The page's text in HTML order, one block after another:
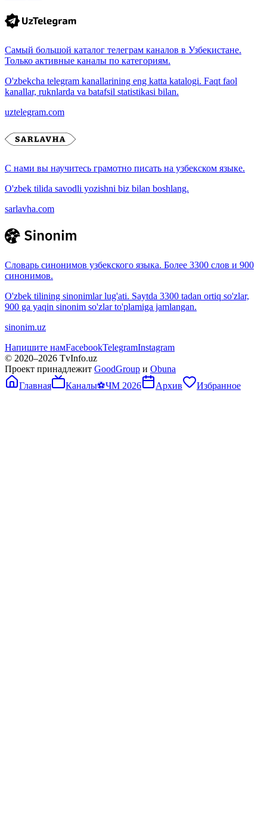
Самый большой каталог телеграм каналов в Узбекистане.
Только активные каналы по категориям.
O'zbekcha telegram kanallarining eng katta katalogi. Faqt faol
kanallar, ruknlarda va batafsil statistikasi bilan.
uztelegram.com
С нами вы научитесь грамотно писать на узбекском языке.
O'zbek tilida savodli yozishni biz bilan boshlang.
sarlavha.com
Словарь синонимов узбекского языка. Более 3300 слов и 900
синонимов.
O'zbek tilining sinonimlar lug'ati. Saytda 3300 tadan ortiq so'zlar,
900 ga yaqin sinonim so'zlar to'plamiga jamlangan.
sinonim.uz
Напишите намFacebookTelegramInstagram
© 2020–2026 TvInfo.uz
Проект принадлежит GoodGroup и Obuna
Главная
Каналы⚽ЧМ 2026 Архив Избранное